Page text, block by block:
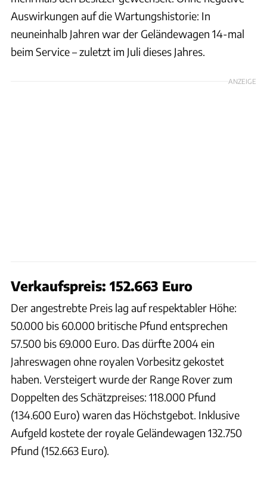
Auswirkungen auf die Wartungshistorie: In
neuneinhalb Jahren war der Geländewagen 14-mal
beim Service – zuletzt im Juli dieses Jahres.
ANZEIGE
Verkaufspreis: 152.663 Euro
Der angestrebte Preis lag auf respektabler Höhe:
50.000 bis 60.000 britische Pfund entsprechen
57.500 bis 69.000 Euro. Das dürfte 2004 ein
Jahreswagen ohne royalen Vorbesitz gekostet
haben. Versteigert wurde der Range Rover zum
Doppelten des Schätzpreises: 118.000 Pfund
(134.600 Euro) waren das Höchstgebot. Inklusive
Aufgeld kostete der royale Geländewagen 132.750
Pfund (152.663 Euro).